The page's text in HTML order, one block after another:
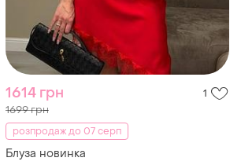
1614 грн 1
1699 грн
розпродаж до 07 серп
Блуза новинка